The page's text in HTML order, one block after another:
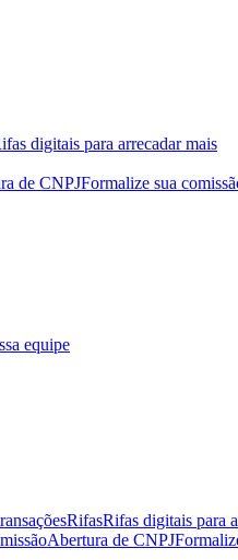
digitais para arrecadar mais
de CNPJFormalize sua
equipe
RifasRifas digitais para
Abertura de CNPJ